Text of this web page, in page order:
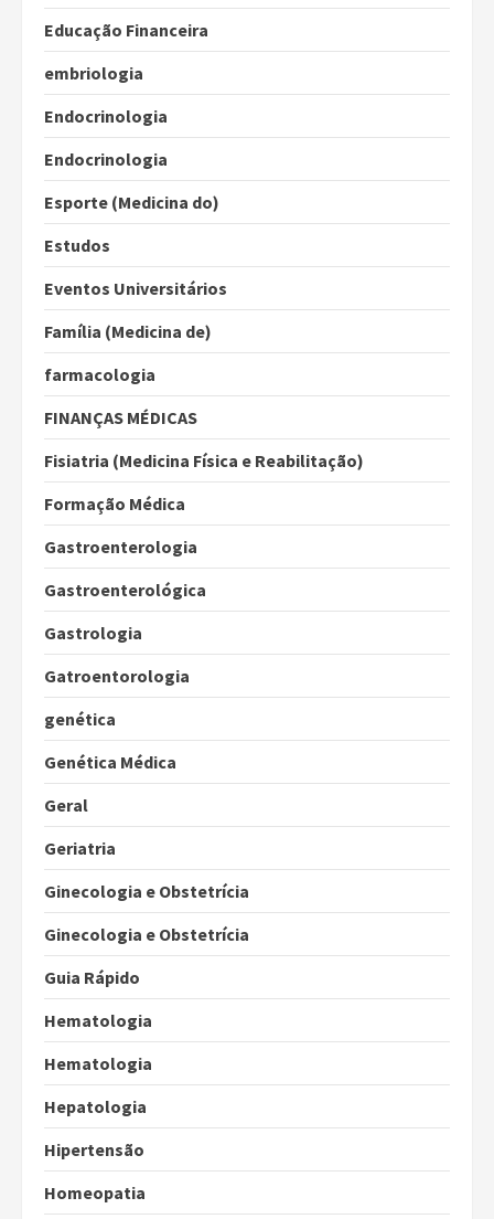
Educação Financeira
embriologia
Endocrinologia
Endocrinologia
Esporte (Medicina do)
Estudos
Eventos Universitários
Família (Medicina de)
farmacologia
FINANÇAS MÉDICAS
Fisiatria (Medicina Física e Reabilitação)
Formação Médica
Gastroenterologia
Gastroenterológica
Gastrologia
Gatroentorologia
genética
Genética Médica
Geral
Geriatria
Ginecologia e Obstetrícia
Ginecologia e Obstetrícia
Guia Rápido
Hematologia
Hematologia
Hepatologia
Hipertensão
Homeopatia